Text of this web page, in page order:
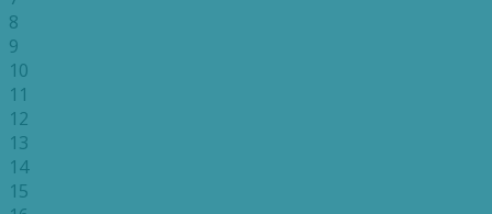
8
9
10
11
12
13
14
15